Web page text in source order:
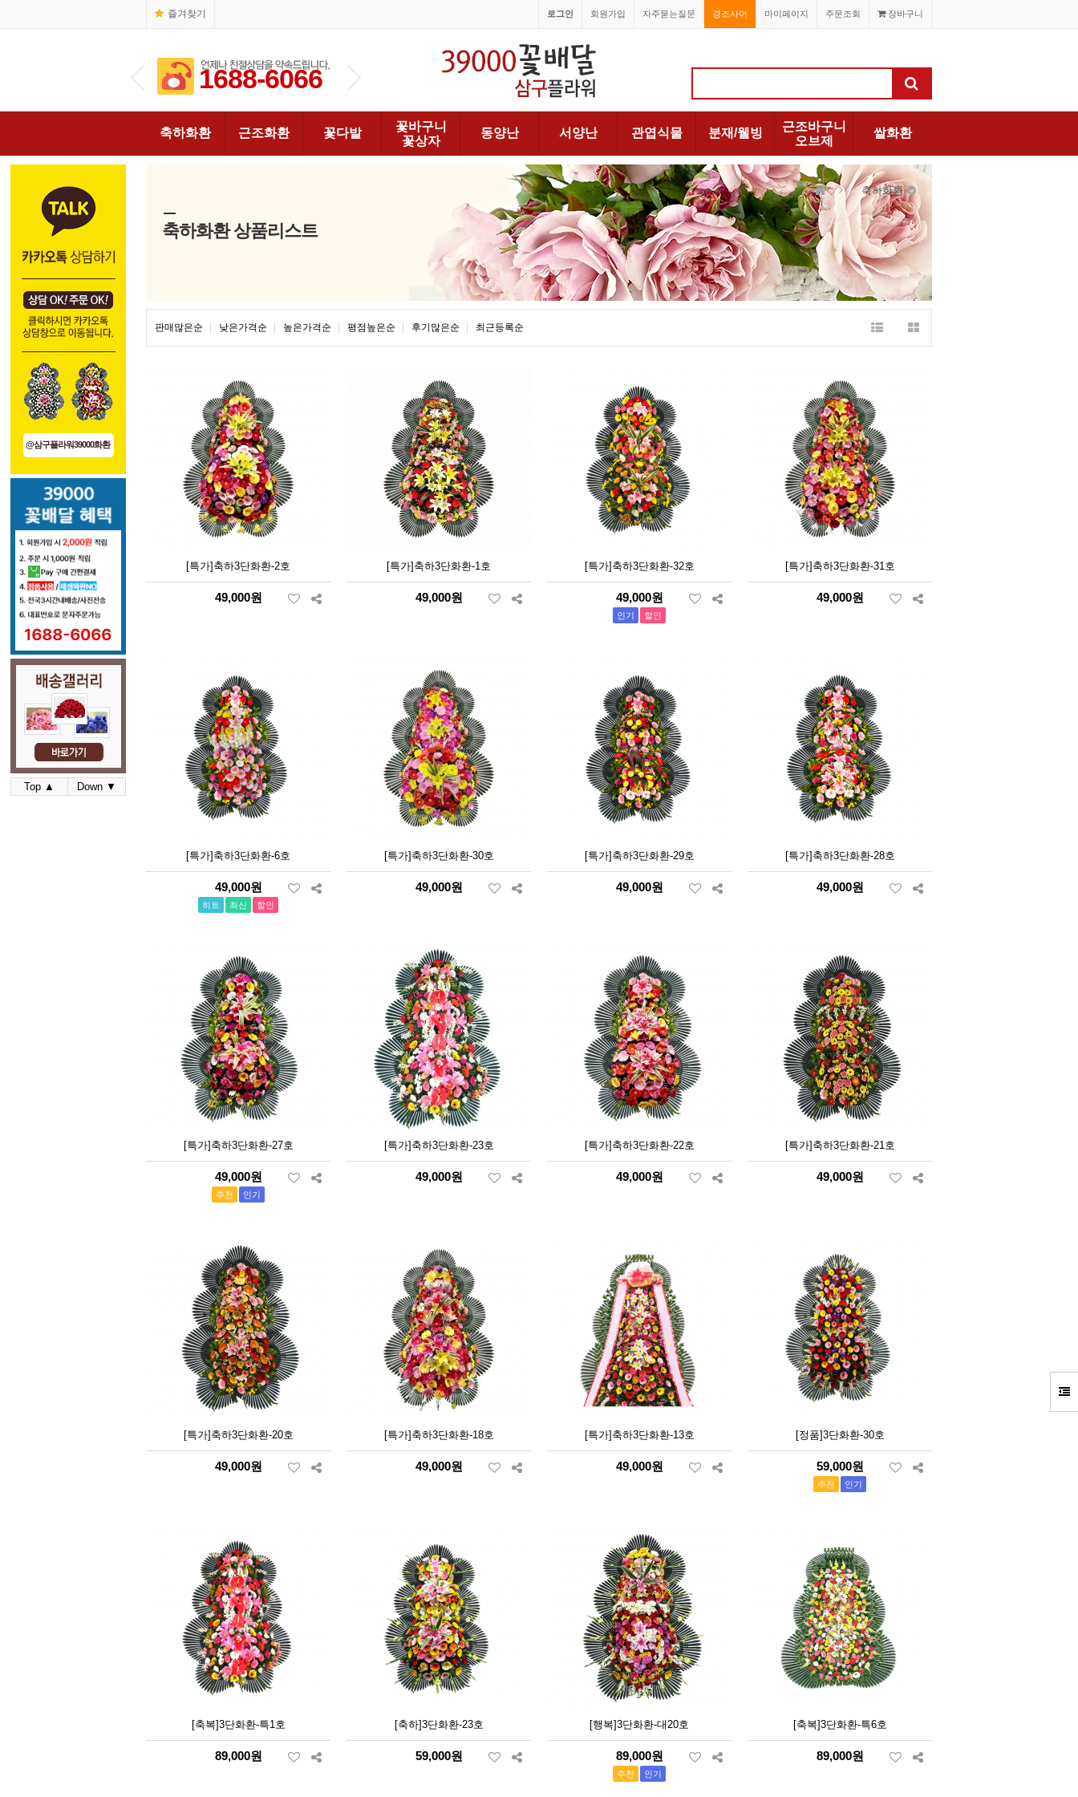
즐겨찾기 장바구니
주문조회
마이페이지
경조사어
자주묻는질문
회원가입
로그인
1688-6066 1688-6066 1688-6066
축하화환 근조화환 꽃다발
꽃바구니
꽃상자
동양난 서양난 관엽식물 분재/웰빙
근조바구니
오브제
쌀화환
@삼구플라워39000화환
Top ▲ Down ▼
축하화환 상품리스트
축하화환
판매많은순 낮은가격순 높은가격순 평점높은순 후기많은순 최근등록순
[특가]축하3단화환-2호
49,000원
[특가]축하3단화환-1호
49,000원
[특가]축하3단화환-32호
49,000원
인기 할인
[특가]축하3단화환-31호
49,000원
[특가]축하3단화환-6호
49,000원
히트 최신 할인
[특가]축하3단화환-30호
49,000원
[특가]축하3단화환-29호
49,000원
[특가]축하3단화환-28호
49,000원
[특가]축하3단화환-27호
49,000원
추천 인기
[특가]축하3단화환-23호
49,000원
[특가]축하3단화환-22호
49,000원
[특가]축하3단화환-21호
49,000원
[특가]축하3단화환-20호
49,000원
[특가]축하3단화환-18호
49,000원
[특가]축하3단화환-13호
49,000원
[정품]3단화환-30호
59,000원
추천 인기
[축복]3단화환-특1호
89,000원
[축하]3단화환-23호
59,000원
[행복]3단화환-대20호
89,000원
추천 인기
[축복]3단화환-특6호
89,000원